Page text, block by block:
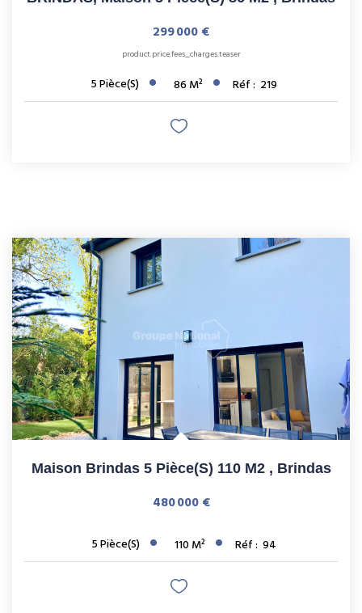
299 000 €
product.price.fees_charges.teaser
5Pièce(s) 86 M² Réf : 219
Maison Brindas 5 Pièce(s) 110 M2 , Brindas
480 000 €
5Pièce(s) 110 M² Réf : 94